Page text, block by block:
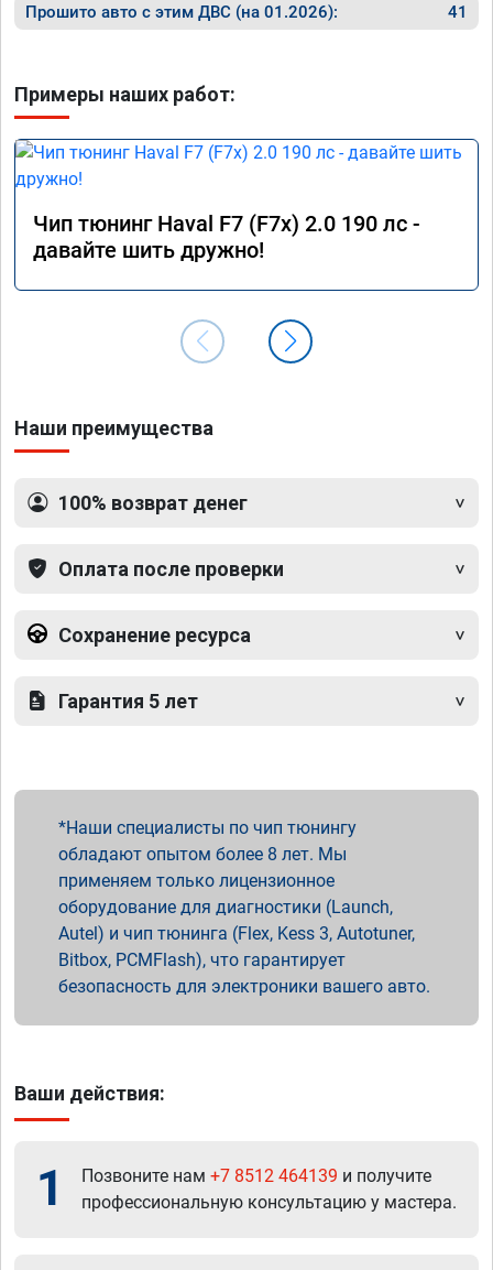
Прошито авто с этим ДВС (на 01.2026): 41
Примеры наших работ:
Чип тюнинг Haval F7 (F7x) 2.0 190 лс -
давайте шить дружно!
Наши преимущества
100% возврат денег
Оплата после проверки
Сохранение ресурса
Гарантия 5 лет
Наши специалисты по чип тюнингу
обладают опытом более 8 лет. Мы
применяем только лицензионное
оборудование для диагностики (Launch,
Autel) и чип тюнинга (Flex, Kess 3, Autotuner,
Bitbox, PCMFlash), что гарантирует
безопасность для электроники вашего авто.
Ваши действия:
1 Позвоните нам +7 8512 464139 и получите
профессиональную консультацию у мастера.